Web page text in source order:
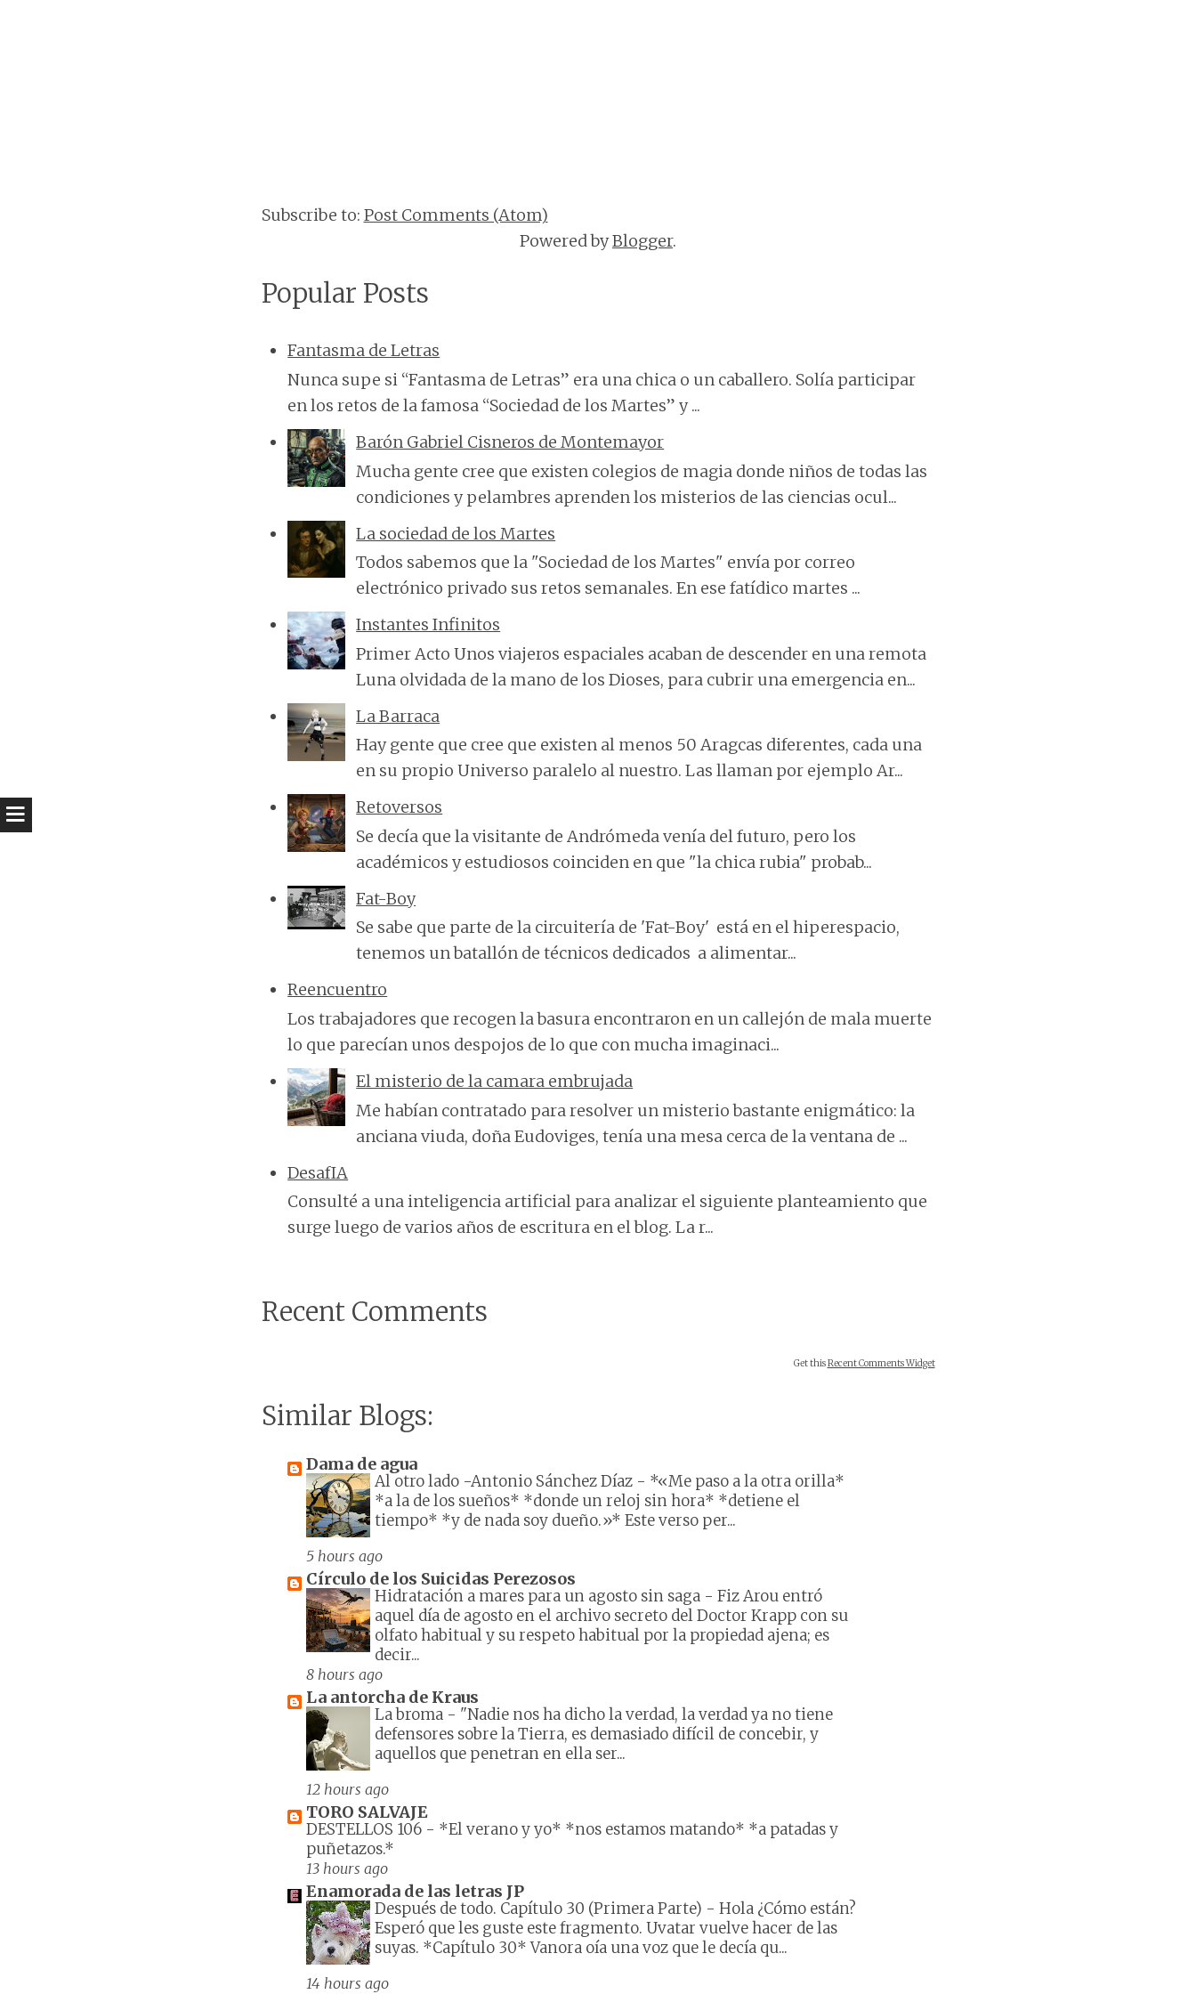
Subscribe to: Post Comments (Atom)
Powered byBlogger.
Popular Posts
Fantasma de Letras
Nunca supe si “Fantasma de Letras” era una chica o un caballero. Solía participar
en los retos de la famosa “Sociedad de los Martes” y ...
Barón Gabriel Cisneros de Montemayor
Mucha gente cree que existen colegios de magia donde niños de todas las
condiciones y pelambres aprenden los misterios de las ciencias ocul...
La sociedad de los Martes
Todos sabemos que la "Sociedad de los Martes" envía por correo
electrónico privado sus retos semanales. En ese fatídico martes ...
Instantes Infinitos
Primer Acto Unos viajeros espaciales acaban de descender en una remota
Luna olvidada de la mano de los Dioses, para cubrir una emergencia en...
La Barraca
Hay gente que cree que existen al menos 50 Aragcas diferentes, cada una
en su propio Universo paralelo al nuestro. Las llaman por ejemplo Ar...
Retoversos
Se decía que la visitante de Andrómeda venía del futuro, pero los
académicos y estudiosos coinciden en que "la chica rubia" probab...
Fat-Boy
Se sabe que parte de la circuitería de 'Fat-Boy' está en el hiperespacio,
tenemos un batallón de técnicos dedicados a alimentar...
Reencuentro
Los trabajadores que recogen la basura encontraron en un callejón de mala muerte
lo que parecían unos despojos de lo que con mucha imaginaci...
El misterio de la camara embrujada
Me habían contratado para resolver un misterio bastante enigmático: la
anciana viuda, doña Eudoviges, tenía una mesa cerca de la ventana de ...
DesafIA
Consulté a una inteligencia artificial para analizar el siguiente planteamiento que
surge luego de varios años de escritura en el blog. La r...
Recent Comments
Get thisRecent Comments Widget
Similar Blogs:
Dama de agua
Al otro lado -Antonio Sánchez Díaz - *«Me paso a la otra orilla*
*a la de los sueños* *donde un reloj sin hora* *detiene el
tiempo* *y de nada soy dueño.»* Este verso per...
5 hours ago
Círculo de los Suicidas Perezosos
Hidratación a mares para un agosto sin saga -Fiz Arou entró
aquel día de agosto en el archivo secreto del Doctor Krapp con su
olfato habitual y su respeto habitual por la propiedad ajena; es
decir...
8 hours ago
La antorcha de Kraus
La broma - "Nadie nos ha dicho la verdad, la verdad ya no tiene
defensores sobre la Tierra, es demasiado difícil de concebir, y
aquellos que penetran en ella ser...
12 hours ago
TORO SALVAJE
DESTELLOS 106 - *El verano y yo* *nos estamos matando* *a patadas y
puñetazos.*
13 hours ago
Enamorada de las letras JP
Después de todo. Capítulo 30 (Primera Parte) -Hola ¿Cómo están?
Esperó que les guste este fragmento. Uvatar vuelve hacer de las
suyas. *Capítulo 30* Vanora oía una voz que le decía qu...
14 hours ago